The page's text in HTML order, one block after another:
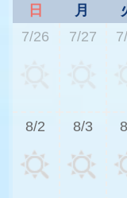
日 月
7/26
7/27
8/2 8/3